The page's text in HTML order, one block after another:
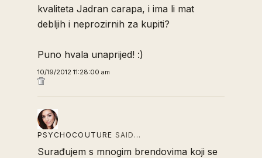
kvaliteta Jadran carapa, i ima li mat
debljih i neprozirnih za kupiti?
Puno hvala unaprijed! :)
10/19/2012 11:28:00 am
PSYCHOCOUTURE SAID…
Surađujem s mnogim brendovima koji se